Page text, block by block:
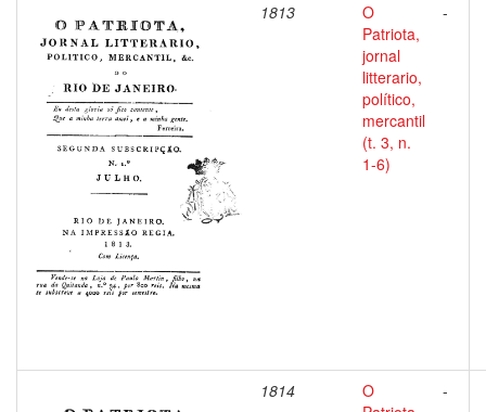
1813
O
Patriota,
jornal
litterario,
político,
mercantil
(t. 3, n.
1-6)
-
1814
O
-